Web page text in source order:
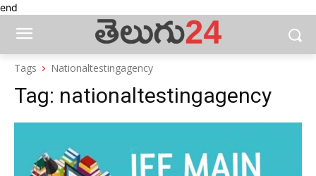
end
Tags Nationaltestingagency
Tag: nationaltestingagency